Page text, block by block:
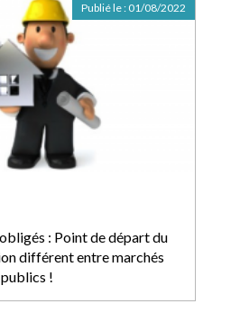
: Point de départ du
différent entre marchés
!
Publié le : 01/08/2022